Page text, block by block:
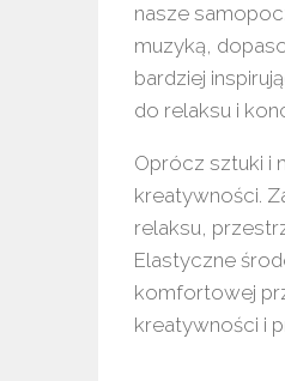
nasze
muzyką,
bardziej
do relaksu i
Oprócz sztuki i
kreatywności.
relaksu,
Elastyczne
komfortowej
kreatywności i